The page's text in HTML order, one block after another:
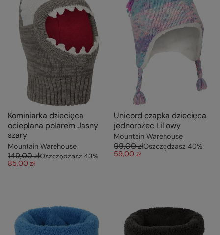
Kominiarka dziecięca
ocieplana polarem Jasny
szary
Mountain Warehouse
149,00 złOszczędzasz 43%
85,00 zł
Unicord czapka dziecięca
jednorożec Liliowy
Mountain Warehouse
99,00 złOszczędzasz 40%
59,00 zł